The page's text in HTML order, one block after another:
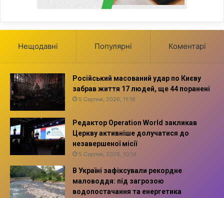
Нещодавні Популярні Коментарі
Російський масований удар по Києву
забрав життя 17 людей, ще 44 поранені
5 Серпня, 2026, 11:16
Редактор Operation World закликав
Церкву активніше долучатися до
незавершеної місії
5 Серпня, 2026, 10:14
В Україні зафіксували рекордне
маловоддя: під загрозою
водопостачання та енергетика